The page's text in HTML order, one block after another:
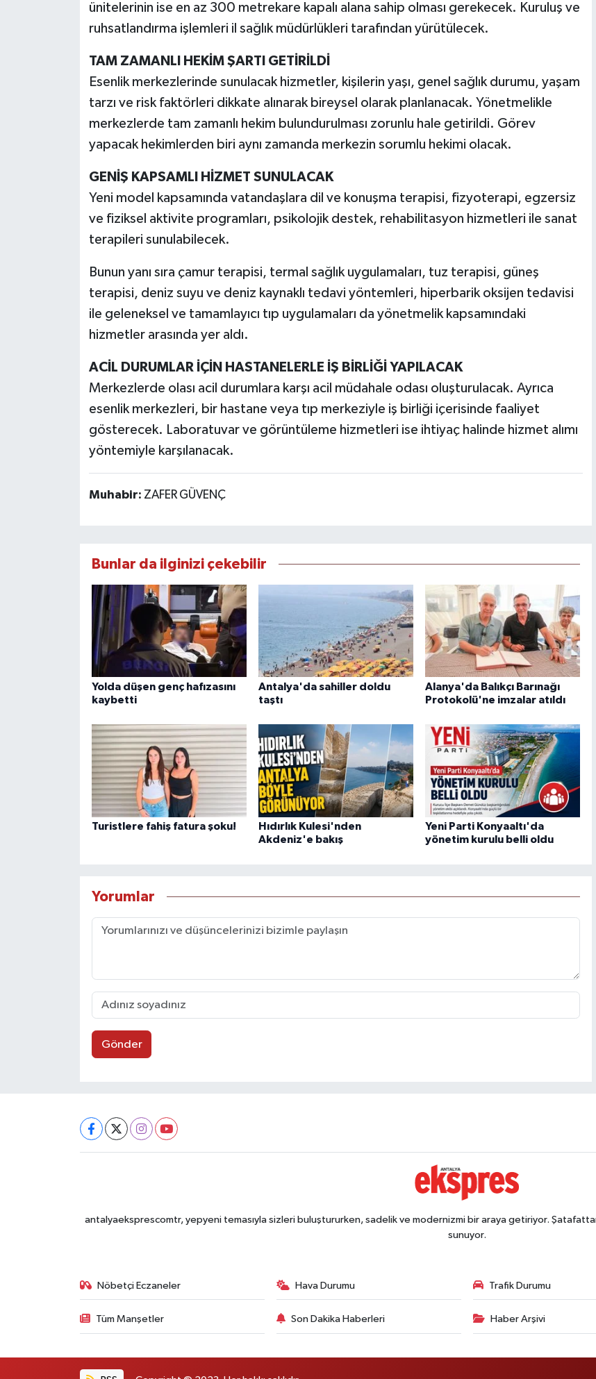
ünitelerinin ise en az 300 metrekare kapalı alana sahip olması gerekecek. Kuruluş ve
ruhsatlandırma işlemleri il sağlık müdürlükleri tarafından yürütülecek.
TAM ZAMANLI HEKİM ŞARTI GETİRİLDİ
Esenlik merkezlerinde sunulacak hizmetler, kişilerin yaşı, genel sağlık durumu, yaşam
tarzı ve risk faktörleri dikkate alınarak bireysel olarak planlanacak. Yönetmelikle
merkezlerde tam zamanlı hekim bulundurulması zorunlu hale getirildi. Görev
yapacak hekimlerden biri aynı zamanda merkezin sorumlu hekimi olacak.
GENİŞ KAPSAMLI HİZMET SUNULACAK
Yeni model kapsamında vatandaşlara dil ve konuşma terapisi, fizyoterapi, egzersiz
ve fiziksel aktivite programları, psikolojik destek, rehabilitasyon hizmetleri ile sanat
terapileri sunulabilecek.
Bunun yanı sıra çamur terapisi, termal sağlık uygulamaları, tuz terapisi, güneş
terapisi, deniz suyu ve deniz kaynaklı tedavi yöntemleri, hiperbarik oksijen tedavisi
ile geleneksel ve tamamlayıcı tıp uygulamaları da yönetmelik kapsamındaki
hizmetler arasında yer aldı.
ACİL DURUMLAR İÇİN HASTANELERLE İŞ BİRLİĞİ YAPILACAK
Merkezlerde olası acil durumlara karşı acil müdahale odası oluşturulacak. Ayrıca
esenlik merkezleri, bir hastane veya tıp merkeziyle iş birliği içerisinde faaliyet
gösterecek. Laboratuvar ve görüntüleme hizmetleri ise ihtiyaç halinde hizmet alımı
yöntemiyle karşılanacak.
Muhabir: ZAFER GÜVENÇ
Bunlar da ilginizi çekebilir
Yolda düşen genç hafızasını
kaybetti
Antalya'da sahiller doldu
taştı
Alanya'da Balıkçı Barınağı
Protokolü'ne imzalar atıldı
Turistlere fahiş fatura şoku!
Hıdırlık Kulesi'nden
Akdeniz'e bakış
Yeni Parti Konyaaltı'da
yönetim kurulu belli oldu
Yorumlar
Gönder
antalyaeksprescomtr, yepyeni temasıyla sizleri buluştururken, sadelik ve modernizmi bir araya getiriyor.
sunuyor.
Nöbetçi Eczaneler Hava Durumu Trafik Durumu
Tüm Manşetler Son Dakika Haberleri Haber Arşivi